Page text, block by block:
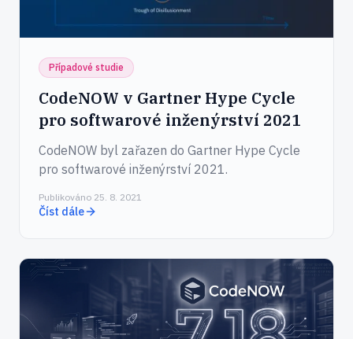
Případové studie
CodeNOW v Gartner Hype Cycle
pro softwarové inženýrství 2021
CodeNOW byl zařazen do Gartner Hype Cycle
pro softwarové inženýrství 2021.
Publikováno 25. 8. 2021
Číst dále